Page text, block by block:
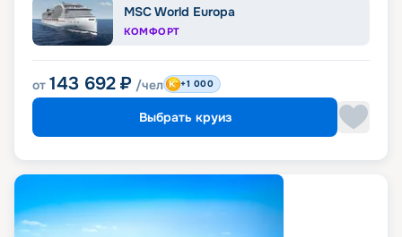
MSC World Europa
КОМФОРТ
от 143 692 ₽ /чел +1 000
Выбрать круиз